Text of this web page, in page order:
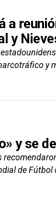
a
y
y
y se
de Fútbol